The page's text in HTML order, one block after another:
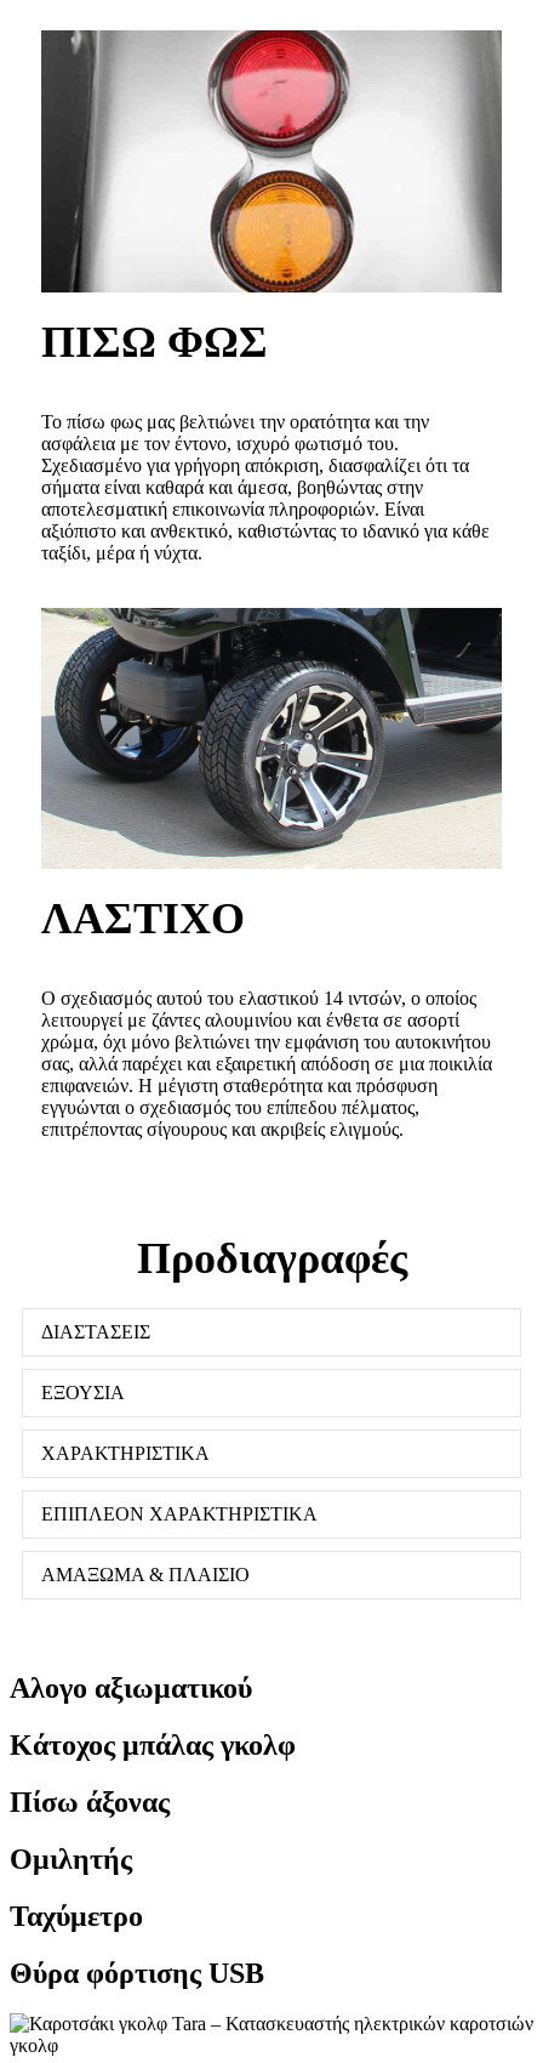
ΠΙΣΩ ΦΩΣ
Το πίσω φως μας βελτιώνει την ορατότητα και την
ασφάλεια με τον έντονο, ισχυρό φωτισμό του.
Σχεδιασμένο για γρήγορη απόκριση, διασφαλίζει ότι τα
σήματα είναι καθαρά και άμεσα, βοηθώντας στην
αποτελεσματική επικοινωνία πληροφοριών. Είναι
αξιόπιστο και ανθεκτικό, καθιστώντας το ιδανικό για κάθε
ταξίδι, μέρα ή νύχτα.
ΛΑΣΤΙΧΟ
Ο σχεδιασμός αυτού του ελαστικού 14 ιντσών, ο οποίος
λειτουργεί με ζάντες αλουμινίου και ένθετα σε ασορτί
χρώμα, όχι μόνο βελτιώνει την εμφάνιση του αυτοκινήτου
σας, αλλά παρέχει και εξαιρετική απόδοση σε μια ποικιλία
επιφανειών. Η μέγιστη σταθερότητα και πρόσφυση
εγγυώνται ο σχεδιασμός του επίπεδου πέλματος,
επιτρέποντας σίγουρους και ακριβείς ελιγμούς.
Προδιαγραφές
ΔΙΑΣΤΑΣΕΙΣ
ΕΞΟΥΣΙΑ
ΧΑΡΑΚΤΗΡΙΣΤΙΚΑ
ΕΠΙΠΛΕΟΝ ΧΑΡΑΚΤΗΡΙΣΤΙΚΑ
ΑΜΑΞΩΜΑ & ΠΛΑΙΣΙΟ
Αλογο αξιωματικού
Κάτοχος μπάλας γκολφ
Πίσω άξονας
Ομιλητής
Ταχύμετρο
Θύρα φόρτισης USB